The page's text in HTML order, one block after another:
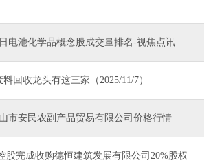
电池化学品概念股成交量排名-视焦点讯
回收龙头有这三家（2025/11/7）
市安民农副产品贸易有限公司价格行情
股完成收购德恒建筑发展有限公司20%股权